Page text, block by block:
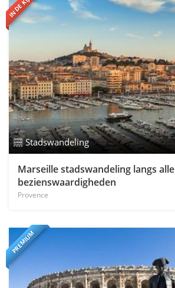
Stadswandeling
Marseille stadswandeling langs alle
bezienswaardigheden
Provence
PREMIUM